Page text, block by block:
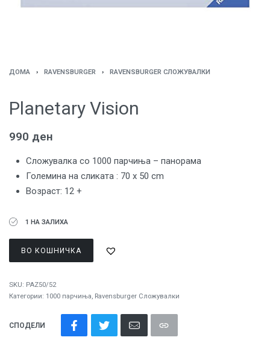
ДОМА › RAVENSBURGER › RAVENSBURGER СЛОЖУВАЛКИ
Planetary Vision
990 ден
Сложувалка со 1000 парчиња – панорама
Големина на сликата : 70 x 50 cm
Возраст: 12 +
1 НА ЗАЛИХА
ВО КОШНИЧКА
SKU: PAZ50/52
Категории: 1000 парчиња, Ravensburger Сложувалки
СПОДЕЛИ